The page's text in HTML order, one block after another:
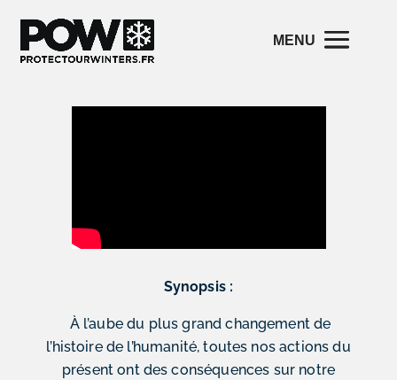
Synopsis :
À l’aube du plus grand changement de
l’histoire de l’humanité, toutes nos actions du
présent ont des conséquences sur notre